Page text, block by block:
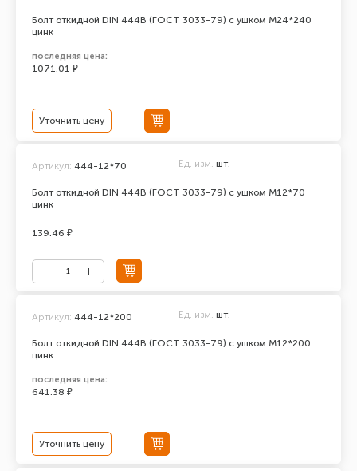
Болт откидной DIN 444В (ГОСТ 3033-79) с ушком М24*240
цинк
последняя цена:
1071.01 ₽
Уточнить цену
Болт откидной DIN 444В (ГОСТ 3033-79) с ушком М12*70
цинк
Артикул: 444-12*70 Ед. изм. шт.
139.46 ₽
Болт откидной DIN 444В (ГОСТ 3033-79) с ушком М12*200
цинк
Артикул: 444-12*200 Ед. изм. шт.
последняя цена:
641.38 ₽
Уточнить цену